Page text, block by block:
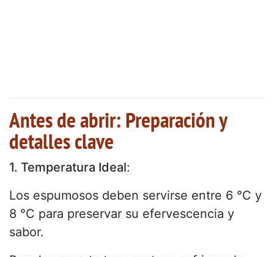
Antes de abrir: Preparación y
detalles clave
1. Temperatura Ideal:
Los espumosos deben servirse entre 6 °C y
8 °C para preservar su efervescencia y
sabor.